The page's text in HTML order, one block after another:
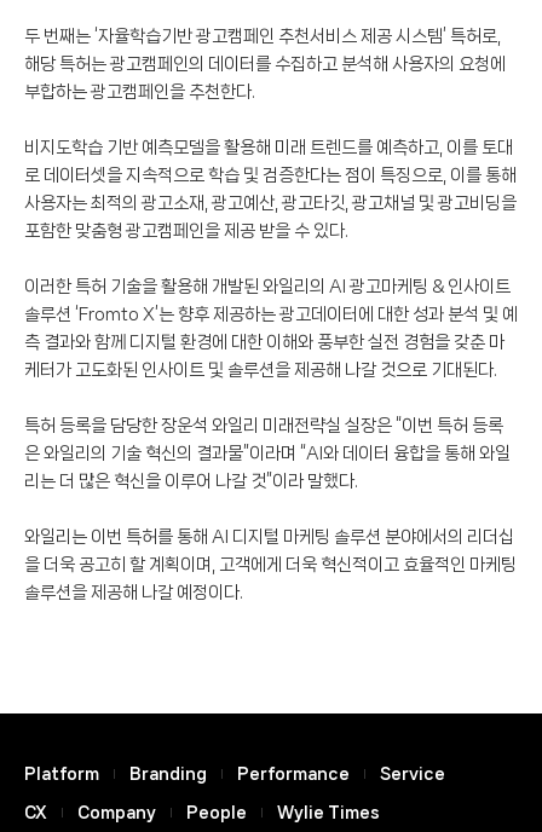
두 번째는 ‘자율학습기반 광고캠페인 추천서비스 제공 시스템’ 특허로,
해당 특허는 광고캠페인의 데이터를 수집하고 분석해 사용자의 요청에
부합하는 광고캠페인을 추천한다.
비지도학습 기반 예측모델을 활용해 미래 트렌드를 예측하고, 이를 토대
로 데이터셋을 지속적으로 학습 및 검증한다는 점이 특징으로, 이를 통해
사용자는 최적의 광고소재, 광고예산, 광고타깃, 광고채널 및 광고비딩을
포함한 맞춤형 광고캠페인을 제공 받을 수 있다.
이러한 특허 기술을 활용해 개발된 와일리의 AI 광고마케팅 & 인사이트
솔루션 ‘Fromto X’는 향후 제공하는 광고데이터에 대한 성과 분석 및 예
측 결과와 함께 디지털 환경에 대한 이해와 풍부한 실전 경험을 갖춘 마
케터가 고도화된 인사이트 및 솔루션을 제공해 나갈 것으로 기대된다.
특허 등록을 담당한 장운석 와일리 미래전략실 실장은 “이번 특허 등록
은 와일리의 기술 혁신의 결과물”이라며 “AI와 데이터 융합을 통해 와일
리는 더 많은 혁신을 이루어 나갈 것”이라 말했다.
와일리는 이번 특허를 통해 AI 디지털 마케팅 솔루션 분야에서의 리더십
을 더욱 공고히 할 계획이며, 고객에게 더욱 혁신적이고 효율적인 마케팅
솔루션을 제공해 나갈 예정이다.
Platform Branding Performance Service
CX Company People Wylie Times